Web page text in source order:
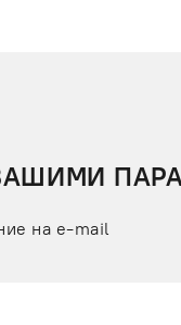
на e-mail